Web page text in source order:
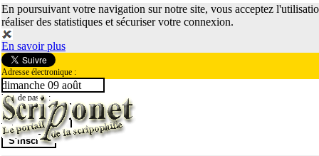
En poursuivant votre navigation sur notre site, vous acceptez
réaliser des statistiques et sécuriser votre connexion.
En savoir plus
Adresse électronique :
Mot de passe :
dimanche 09 août